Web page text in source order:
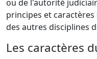
ou de l'autorité
principes et
des autres disciplines
Les caractères